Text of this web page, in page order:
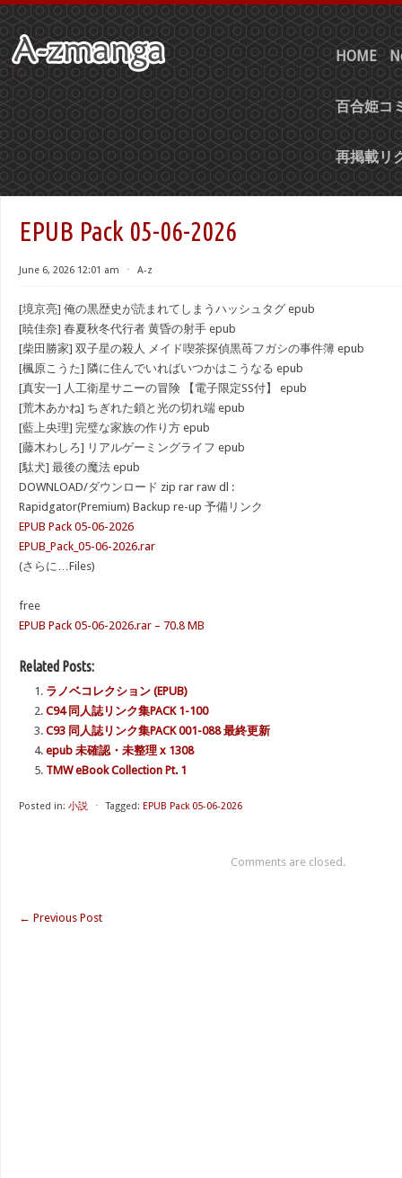
HOME
百合姫コ
再掲載リ
EPUB Pack 05-06-2026
June 6, 2026 12:01 am ⋅ A-z
[境京亮] 俺の黒歴史が読まれてしまうハッシュタグ epub
[暁佳奈] 春夏秋冬代行者 黄昏の射手 epub
[柴田勝家] 双子星の殺人 メイド喫茶探偵黒苺フガシの事件簿 epub
[楓原こうた] 隣に住んでいればいつかはこうなる epub
[真安一] 人工衛星サニーの冒険 【電子限定SS付】 epub
[荒木あかね] ちぎれた鎖と光の切れ端 epub
[藍上央理] 完璧な家族の作り方 epub
[藤木わしろ] リアルゲーミングライフ epub
[駄犬] 最後の魔法 epub
DOWNLOAD/ダウンロード zip rar raw dl :
Rapidgator(Premium) Backup re-up 予備リンク
EPUB Pack 05-06-2026
EPUB_Pack_05-06-2026.rar
(さらに…Files)
free
EPUB Pack 05-06-2026.rar – 70.8 MB
Related Posts:
ラノベコレクション (EPUB)
C94 同人誌リンク集PACK 1-100
C93 同人誌リンク集PACK 001-088 最終更新
epub 未確認・未整理 x 1308
TMW eBook Collection Pt. 1
Posted in: 小説 ⋅ Tagged: EPUB Pack 05-06-2026
Comments are closed.
← Previous Post